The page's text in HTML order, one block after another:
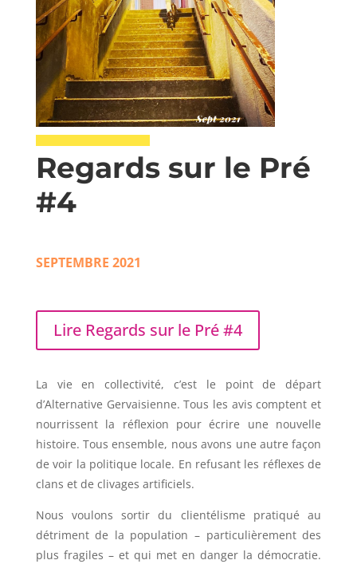
Regards sur le Pré
#4
SEPTEMBRE 2021
Lire Regards sur le Pré #4
La vie en collectivité, c’est le point de départ
d’Alternative Gervaisienne. Tous les avis comptent et
nourrissent la réflexion pour écrire une nouvelle
histoire. Tous ensemble, nous avons une autre façon
de voir la politique locale. En refusant les réflexes de
clans et de clivages artificiels.
Nous voulons sortir du clientélisme pratiqué au
détriment de la population – particulièrement des
plus fragiles – et qui met en danger la démocratie.